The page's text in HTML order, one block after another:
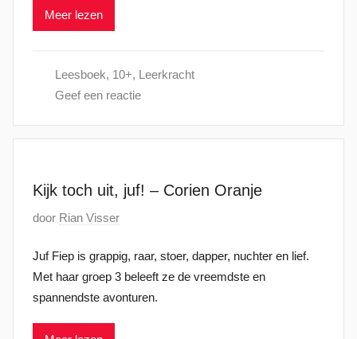
1
j
n
2
Meer lezen
Leesboek, 10+, Leerkracht
Geef een reactie
Kijk toch uit, juf! – Corien Oranje
G
p
l
a
a
door Rian Visser
Juf Fiep is grappig, raar, stoer, dapper, nuchter en lief.
Met haar groep 3 beleeft ze de vreemdste en
spannendste avonturen.